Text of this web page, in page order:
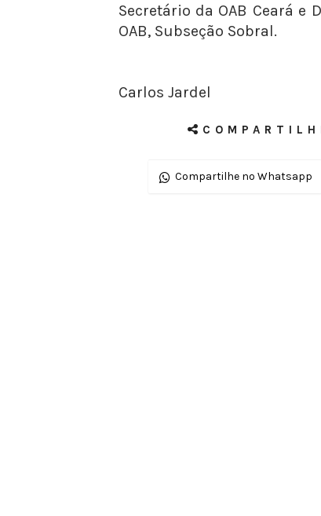
Secretário da OAB Ceará e
OAB, Subseção Sobral.
Carlos Jardel
Compartilhe no Whatsapp